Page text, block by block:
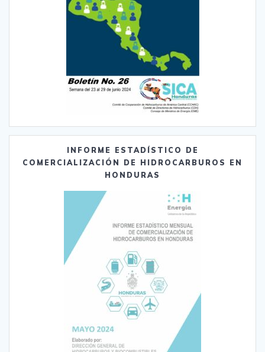
INFORME ESTADÍSTICO DE
COMERCIALIZACIÓN DE HIDROCARBUROS EN
HONDURAS